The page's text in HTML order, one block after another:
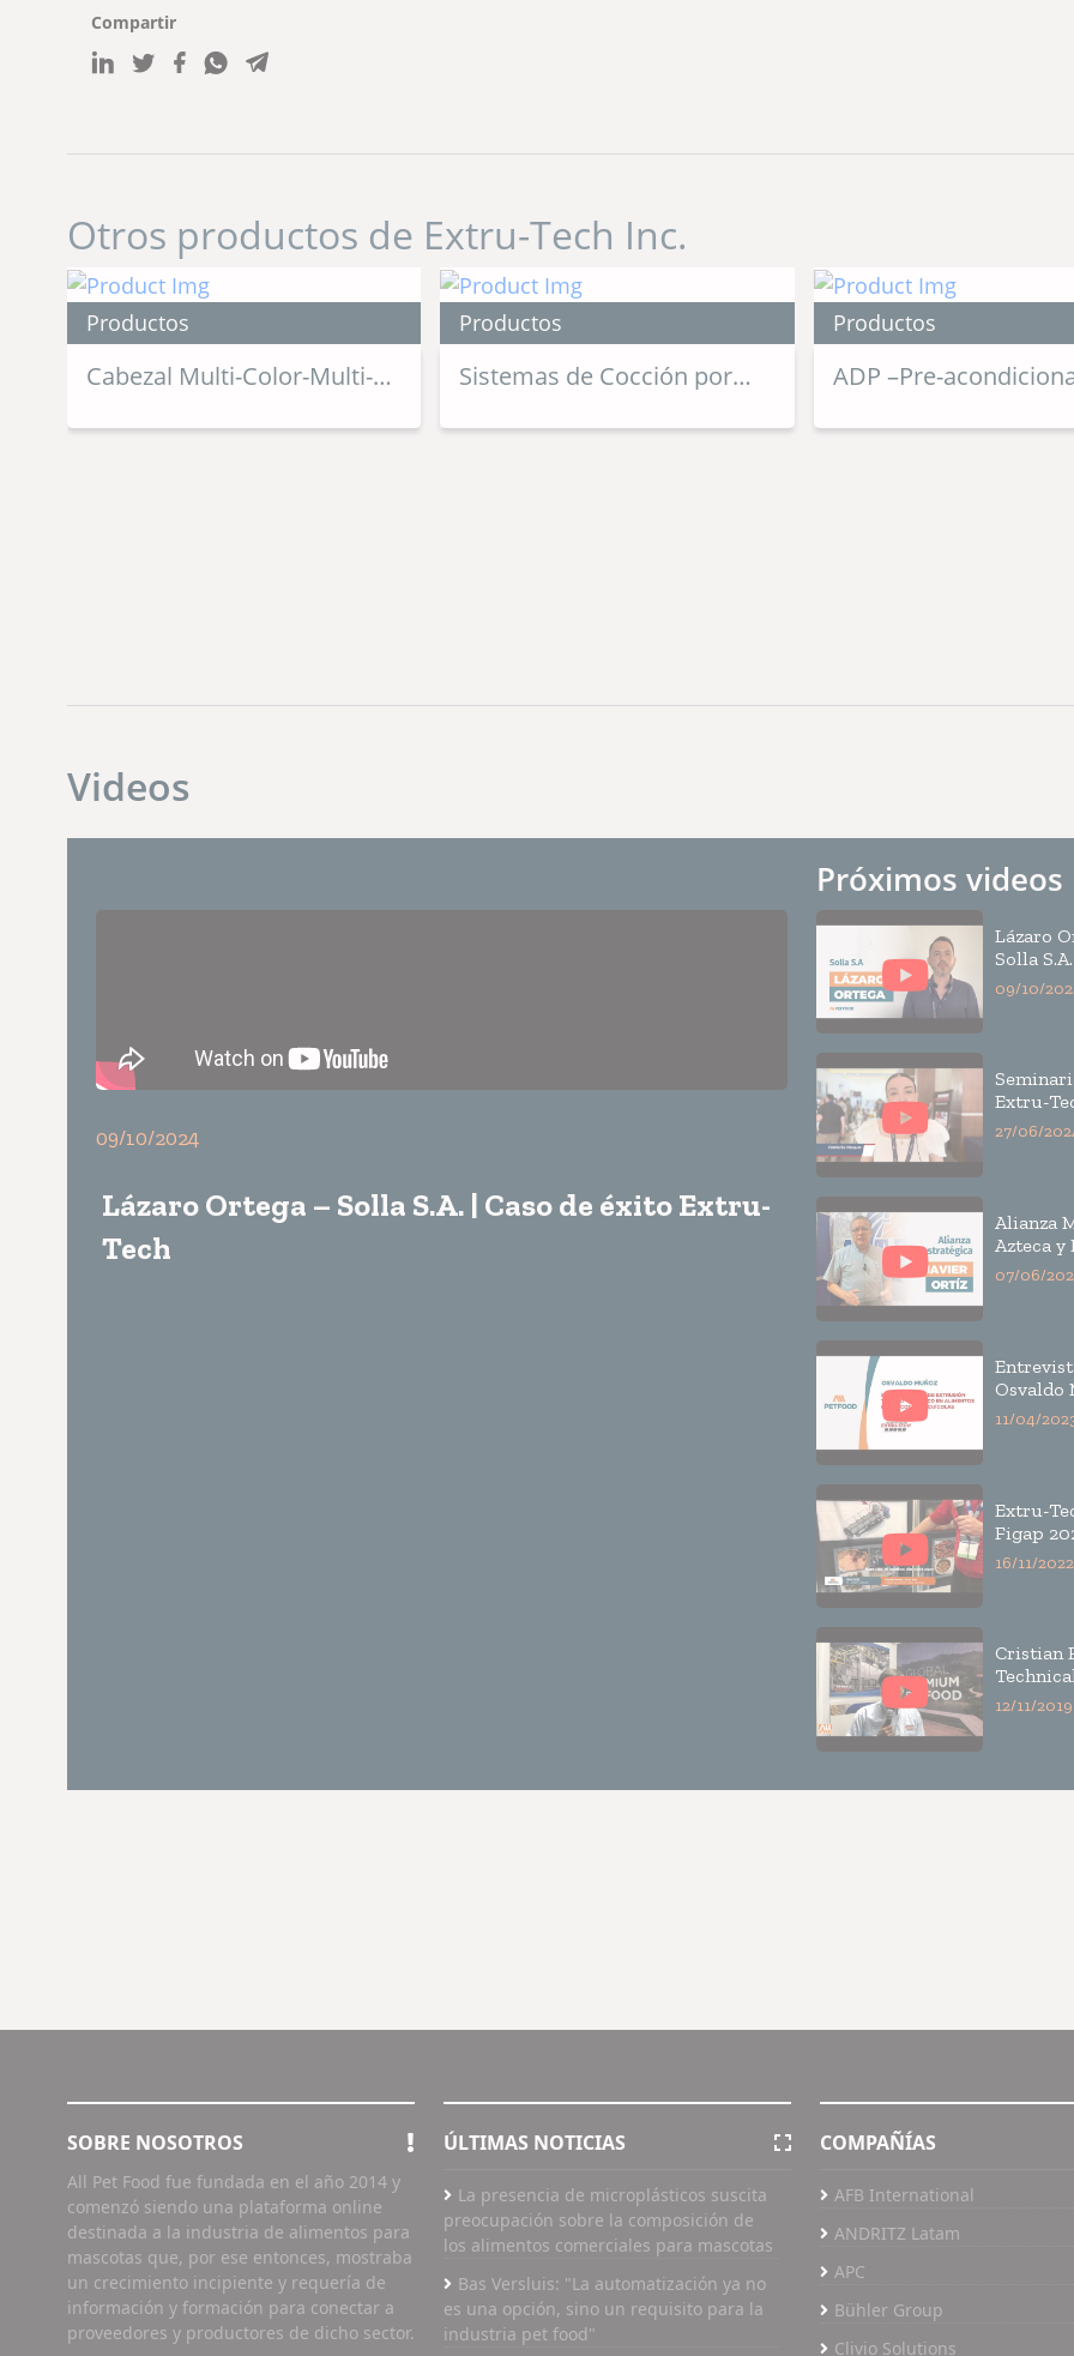
Compartir
Otros productos de Extru-Tech Inc.
Productos
Cabezal Multi-Color-Multi-
Productos
Sistemas de Cocción por
Productos
ADP –Pre-
Videos
Próximos videos
09/10/2024
Lázaro Ortega – Solla S.A. | Caso de éxito Extru-
Tech
Lázaro
Solla
de éxito
Tech
09/10/
Extru-
27/06/
Alianza
Azteca y
Tech
07/06/
Osvaldo
11/04/
Extru-
Figap
Osvaldo
16/11/2022
Cristian
Services
12/11/2019
SOBRE NOSOTROS
All Pet Food fue fundada en el año 2014 y
comenzó siendo una plataforma online
destinada a la industria de alimentos para
mascotas que, por ese entonces, mostraba
un crecimiento incipiente y requería de
información y formación para conectar a
proveedores y productores de dicho sector.
ÚLTIMAS NOTICIAS
La presencia de microplásticos suscita
preocupación sobre la composición de
los alimentos comerciales para mascotas
Bas Versluis: "La automatización ya no
es una opción, sino un requisito para la
industria pet food"
COMPAÑÍAS
AFB International
ANDRITZ Latam
APC
Bühler Group
Clivio Solutions